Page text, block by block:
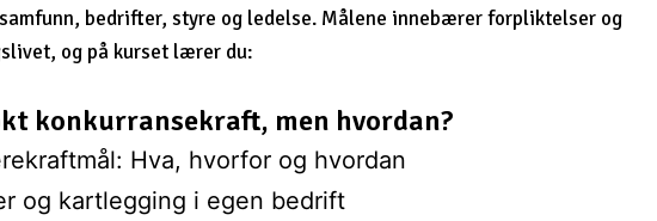
bedrifter, styre og ledelse. Målene innebærer forpliktelser og
og på kurset lærer du:
konkurransekraft, men hvordan?
Hva, hvorfor og hvordan
og kartlegging i egen bedrift